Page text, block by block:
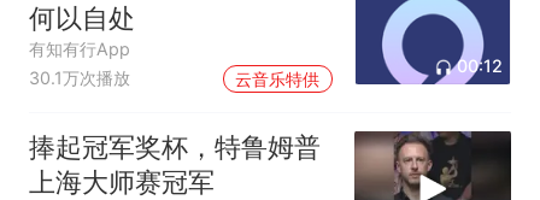
何以自处
有知有行App
30.1万次播放
云音乐特供
00:12
捧起冠军奖杯，特鲁姆普
上海大师赛冠军